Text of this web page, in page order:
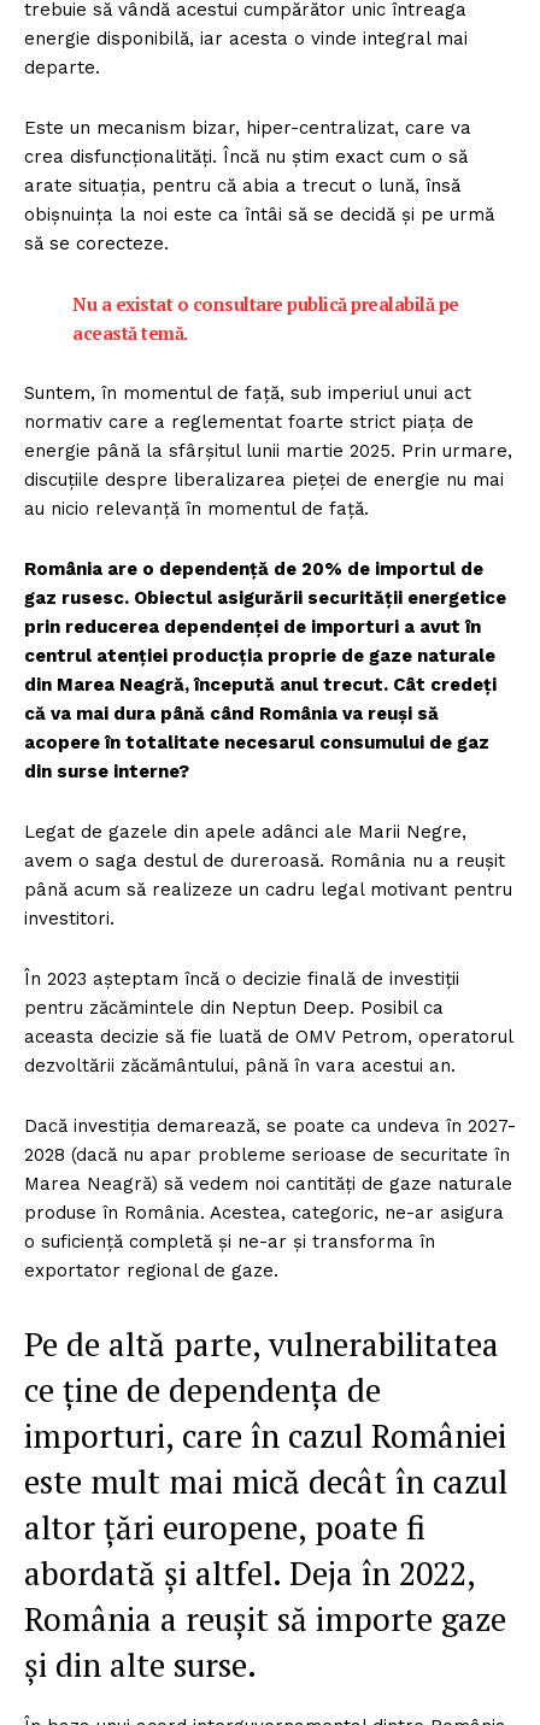
trebuie să vândă acestui cumpărător unic întreaga
energie disponibilă, iar acesta o vinde integral mai
departe.
Este un mecanism bizar, hiper-centralizat, care va
crea disfuncționalități. Încă nu știm exact cum o să
arate situația, pentru că abia a trecut o lună, însă
obișnuința la noi este ca întâi să se decidă și pe urmă
să se corecteze.
Nu a existat o consultare publică prealabilă pe
această temă.
Suntem, în momentul de față, sub imperiul unui act
normativ care a reglementat foarte strict piața de
energie până la sfârșitul lunii martie 2025. Prin urmare,
discuțiile despre liberalizarea pieței de energie nu mai
au nicio relevanță în momentul de față.
România are o dependență de 20% de importul de
gaz rusesc. Obiectul asigurării securității energetice
prin reducerea dependenței de importuri a avut în
centrul atenției producția proprie de gaze naturale
din Marea Neagră, începută anul trecut. Cât credeți
că va mai dura până când România va reuși să
acopere în totalitate necesarul consumului de gaz
din surse interne?
Legat de gazele din apele adânci ale Marii Negre,
avem o saga destul de dureroasă. România nu a reușit
până acum să realizeze un cadru legal motivant pentru
investitori.
În 2023 așteptam încă o decizie finală de investiții
pentru zăcămintele din Neptun Deep. Posibil ca
aceasta decizie să fie luată de OMV Petrom, operatorul
dezvoltării zăcământului, până în vara acestui an.
Dacă investiția demarează, se poate ca undeva în 2027-
2028 (dacă nu apar probleme serioase de securitate în
Marea Neagră) să vedem noi cantități de gaze naturale
produse în România. Acestea, categoric, ne-ar asigura
o suficiență completă și ne-ar și transforma în
exportator regional de gaze.
Pe de altă parte, vulnerabilitatea
ce ține de dependența de
importuri, care în cazul României
este mult mai mică decât în cazul
altor țări europene, poate fi
abordată și altfel. Deja în 2022,
România a reușit să importe gaze
și din alte surse.